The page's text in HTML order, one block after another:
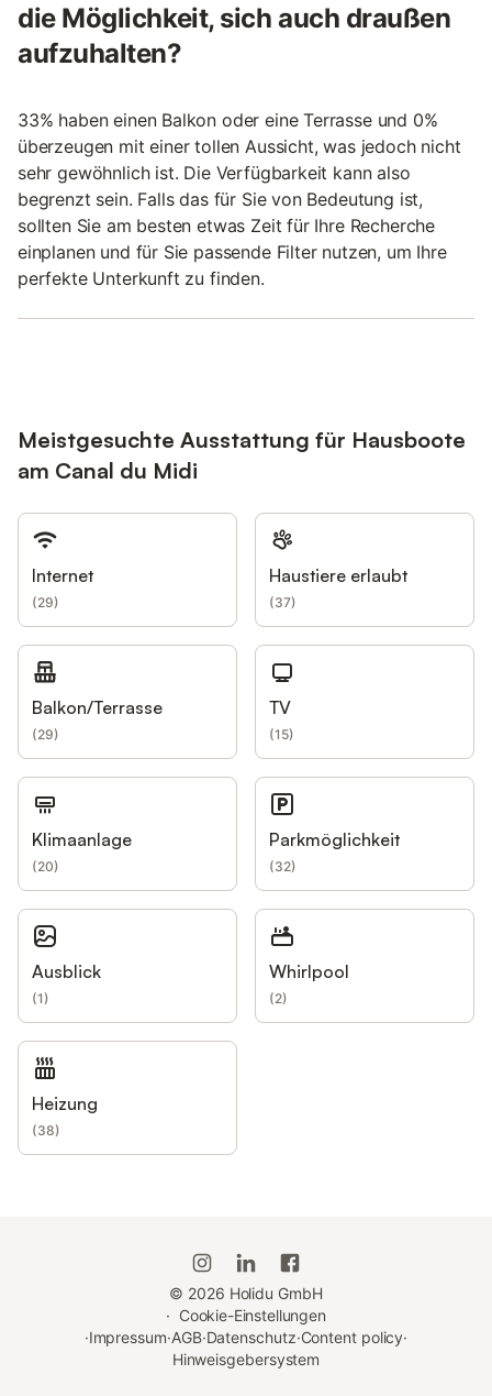
die Möglichkeit, sich auch draußen
aufzuhalten?
33% haben einen Balkon oder eine Terrasse und 0%
überzeugen mit einer tollen Aussicht, was jedoch nicht
sehr gewöhnlich ist. Die Verfügbarkeit kann also
begrenzt sein. Falls das für Sie von Bedeutung ist,
sollten Sie am besten etwas Zeit für Ihre Recherche
einplanen und für Sie passende Filter nutzen, um Ihre
perfekte Unterkunft zu finden.
Meistgesuchte Ausstattung für Hausboote
am Canal du Midi
Internet
(29)
Haustiere erlaubt
(37)
Balkon/Terrasse
(29)
TV
(15)
Klimaanlage
(20)
Parkmöglichkeit
(32)
Ausblick
(1)
Whirlpool
(2)
Heizung
(38)
© 2026 Holidu GmbH
· Cookie-Einstellungen
·Impressum·AGB·Datenschutz·Content policy·
Hinweisgebersystem